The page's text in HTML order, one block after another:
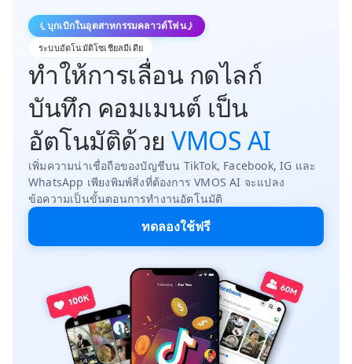
บุกเบิกในอุตสาหกรรมคลาวด์โฟน
ระบบอัตโนมัติโซเชียลมีเดีย
ทำให้การเลื่อน กดไลก์
บันทึก คอมเมนต์ เป็น
อัตโนมัติด้วย VMOS AI
เพิ่มความน่าเชื่อถือของบัญชีบน TikTok, Facebook, IG และ
WhatsApp เพียงพิมพ์สิ่งที่ต้องการ VMOS AI จะแปลง
ข้อความเป็นขั้นตอนการทำงานอัตโนมัติ
ทดลองใช้ฟรี